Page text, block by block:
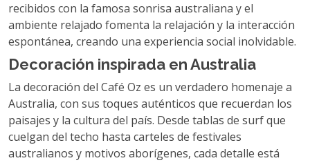
recibidos con la famosa sonrisa australiana y el
ambiente relajado fomenta la relajación y la interacción
espontánea, creando una experiencia social inolvidable.
Decoración inspirada en Australia
La decoración del Café Oz es un verdadero homenaje a
Australia, con sus toques auténticos que recuerdan los
paisajes y la cultura del país. Desde tablas de surf que
cuelgan del techo hasta carteles de festivales
australianos y motivos aborígenes, cada detalle está